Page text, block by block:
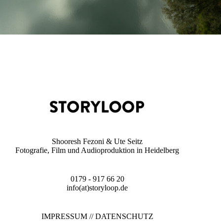
Shooresh Fezoni & Ute Seitz
Fotografie, Film und Audioproduktion in Heidelberg
0179 - 917 66 20
info(at)storyloop.de
IMPRESSUM//DATENSCHUTZ